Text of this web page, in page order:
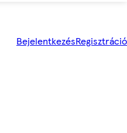
BejelentkezésRegisztráció